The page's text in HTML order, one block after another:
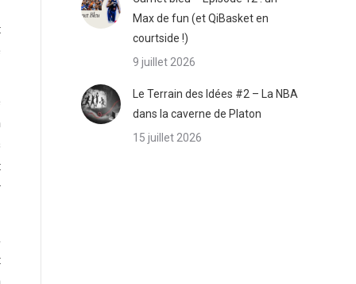
Max de fun (et QiBasket en
courtside !)
9 juillet 2026
Le Terrain des Idées #2 – La NBA
dans la caverne de Platon
15 juillet 2026